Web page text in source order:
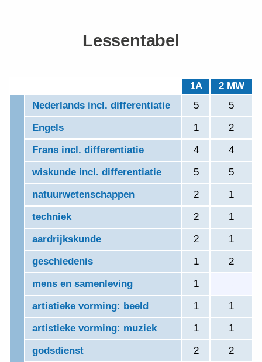
Lessentabel
1A
2 MW
Nederlands incl. differentiatie
5
5
Engels
1
2
Frans incl. differentiatie
4
4
wiskunde incl. differentiatie
5
5
natuurwetenschappen
2
1
techniek
2
1
aardrijkskunde
2
1
geschiedenis
1
2
mens en samenleving
1
artistieke vorming: beeld
1
1
artistieke vorming: muziek
1
1
godsdienst
2
2